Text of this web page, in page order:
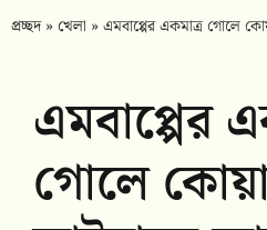
প্রচ্ছদ» খেলা »এমবাপ্পের একমাত্র গোলে
এমবাপ্পের
গোলে